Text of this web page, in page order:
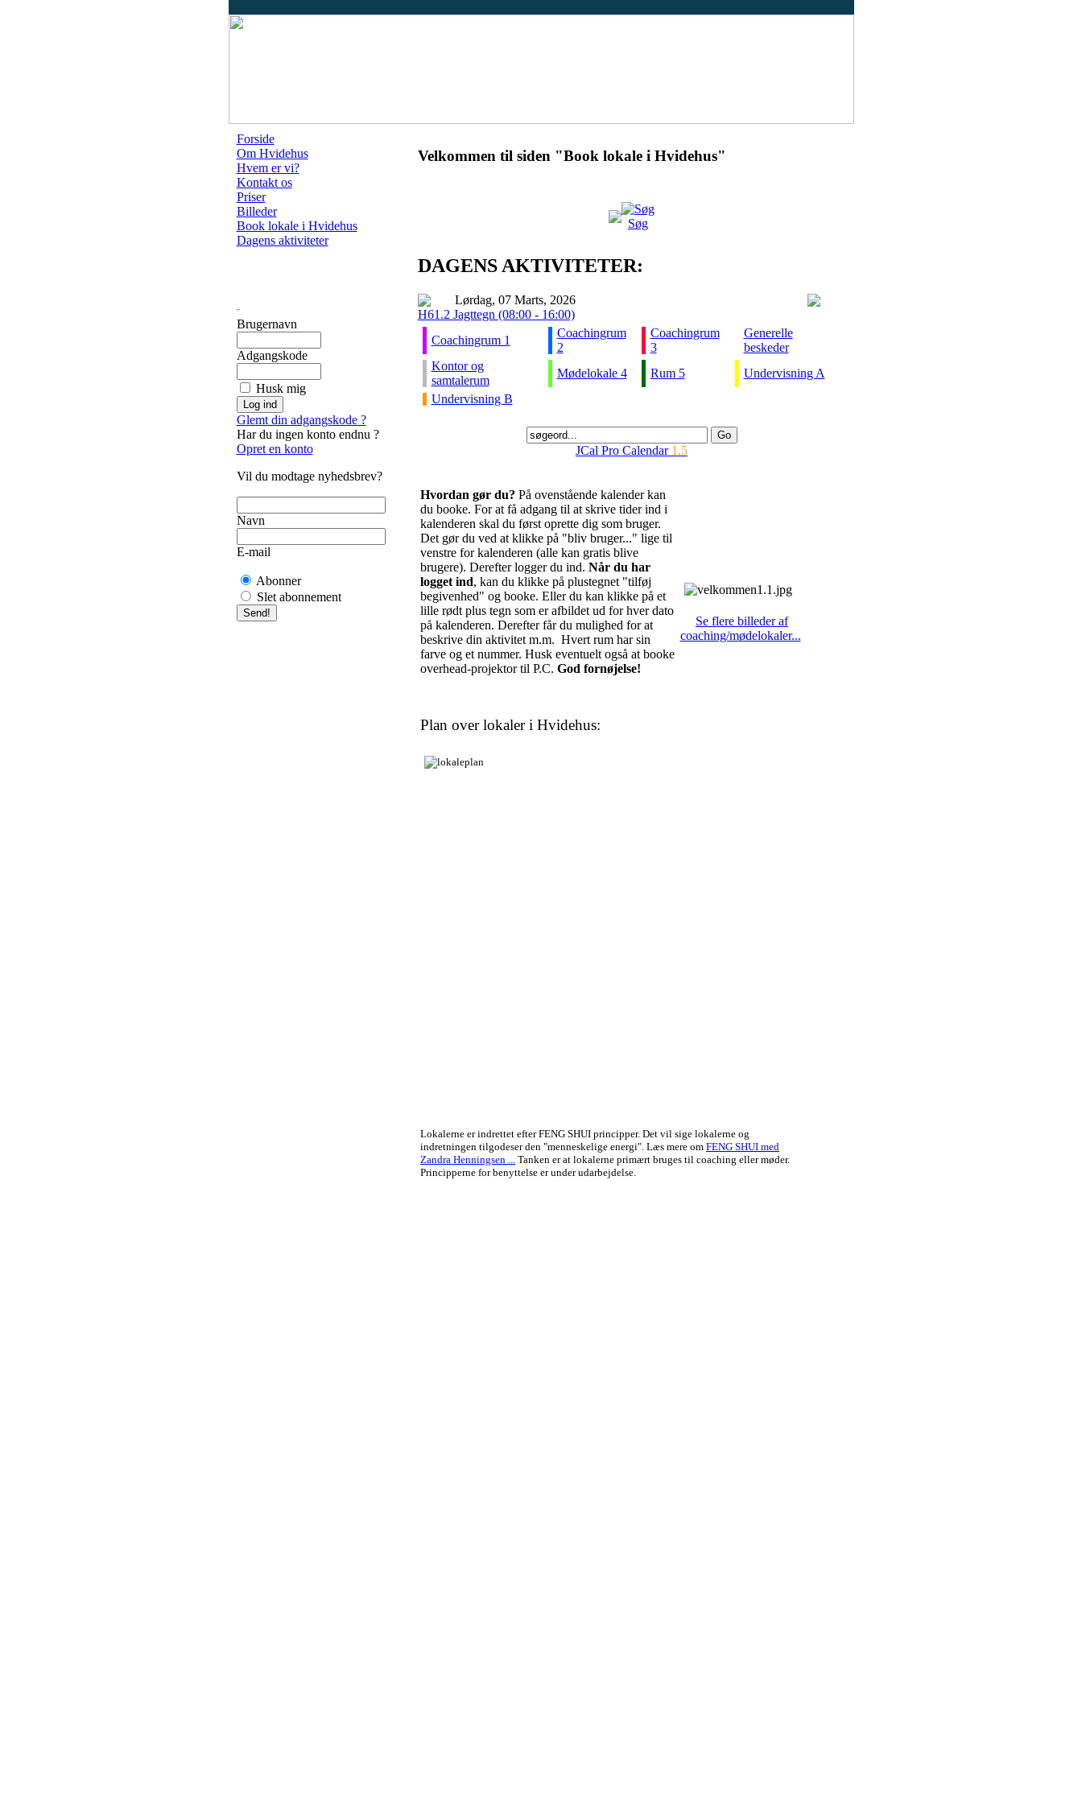
Forside
Om Hvidehus
Hvem er vi?
Kontakt os
Priser
Billeder
Book lokale i Hvidehus
Dagens aktiviteter
Brugernavn
Adgangskode
Husk mig
Glemt din adgangskode ?
Har du ingen konto endnu ?
Opret en konto
Vil du modtage nyhedsbrev?
Navn
E-mail
Abonner
Slet abonnement
Velkommen til siden "Book lokale i Hvidehus"
Søg
DAGENS AKTIVITETER:
Lørdag, 07 Marts, 2026
H61.2 Jagttegn (08:00 - 16:00)
Coachingrum 1
Coachingrum
2
Coachingrum
3
Generelle
beskeder
Kontor og
samtalerum
Mødelokale 4 Rum 5
Undervisning A
Undervisning B
JCal Pro Calendar 1.5
Hvordan gør du? På ovenstående kalender kan
du booke. For at få adgang til at skrive tider ind i
kalenderen skal du først oprette dig som bruger.
Det gør du ved at klikke på "bliv bruger..." lige til
venstre for kalenderen (alle kan gratis blive
brugere). Derefter logger du ind. Når du har
logget ind, kan du klikke på plustegnet "tilføj
begivenhed" og booke. Eller du kan klikke på et
lille rødt plus tegn som er afbildet ud for hver dato
på kalenderen. Derefter får du mulighed for at
beskrive din aktivitet m.m. Hvert rum har sin
farve og et nummer. Husk eventuelt også at booke
overhead-projektor til P.C. God fornøjelse!
Plan over lokaler i Hvidehus:
Se flere billeder af
coaching/mødelokaler...
Lokalerne er indrettet efter FENG SHUI principper. Det vil sige lokalerne og
indretningen tilgodeser den "menneskelige energi". Læs mere om FENG SHUI med
Zandra Henningsen ... Tanken er at lokalerne primært bruges til coaching eller møder.
Principperne for benyttelse er under udarbejdelse.